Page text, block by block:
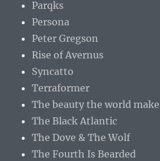
Parqks
Persona
Peter Gregson
Rise of Avernus
Syncatto
Terraformer
The beauty the world
The Black Atlantic
The Dove & The Wolf
The Fourth Is Bearded